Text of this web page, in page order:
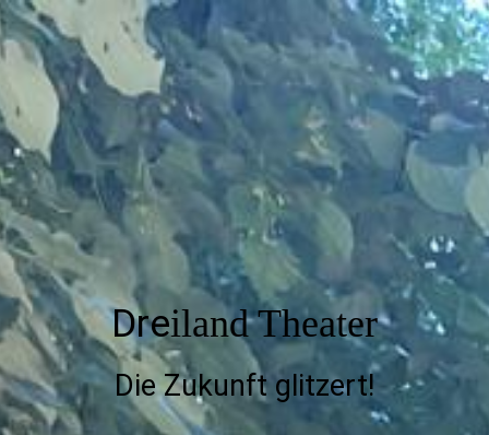
Dreiland Theater
Die Zukunft glitzert!